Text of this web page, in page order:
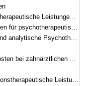
und Heilpraktikerleistungen
Leistungen
Psychotherapie
zahnärztlichen Leistungen
Leistungen